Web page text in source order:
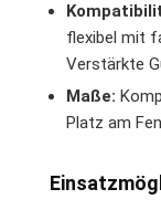
flexibel mit
Verstärkte
Maße:
Platz am